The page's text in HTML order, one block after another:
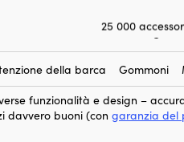
25 000
della barca Gommoni
per i tergicristalli della barca.
e come il tergicristallo
questi è facile e comodo attivare
quando sei in mare.
funzionalità e design –
davvero buoni (con garanzia del